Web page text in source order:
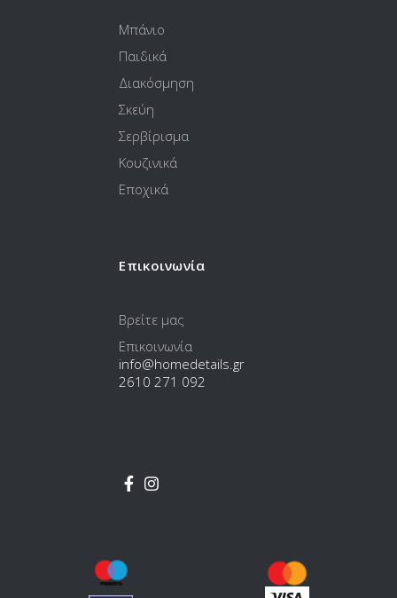
Μπάνιο
Παιδικά
Διακόσμηση
Σκεύη
Σερβίρισμα
Κουζινικά
Εποχικά
Επικοινωνία
Βρείτε μας
Επικοινωνία
info@homedetails.gr
2610 271 092